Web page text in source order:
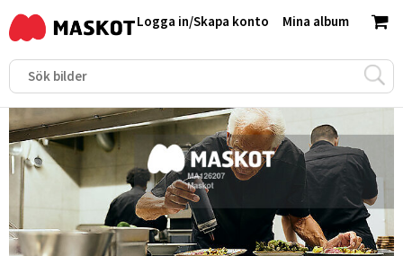
Mina album
Logga in/Skapa konto